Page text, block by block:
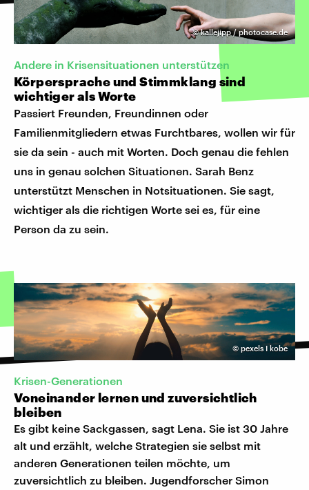
©kallejipp / photocase.de
Andere in Krisensituationen unterstützen
Körpersprache und Stimmklang sind
wichtiger als Worte
Passiert Freunden, Freundinnen oder
Familienmitgliedern etwas Furchtbares, wollen wir für
sie da sein - auch mit Worten. Doch genau die fehlen
uns in genau solchen Situationen. Sarah Benz
unterstützt Menschen in Notsituationen. Sie sagt,
wichtiger als die richtigen Worte sei es, für eine
Person da zu sein.
© pexels I kobe
Krisen-Generationen
Voneinander lernen und zuversichtlich
bleiben
Es gibt keine Sackgassen, sagt Lena. Sie ist 30 Jahre
alt und erzählt, welche Strategien sie selbst mit
anderen Generationen teilen möchte, um
zuversichtlich zu bleiben. Jugendforscher Simon